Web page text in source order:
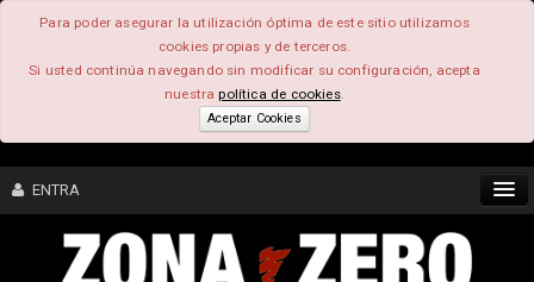
Para poder asegurar la utilización óptima de este sitio utilizamos
cookies propias y de terceros.
Si usted continúa navegando sin modificar su configuración, acepta
nuestrapolítica de cookies.
Aceptar Cookies
ENTRA